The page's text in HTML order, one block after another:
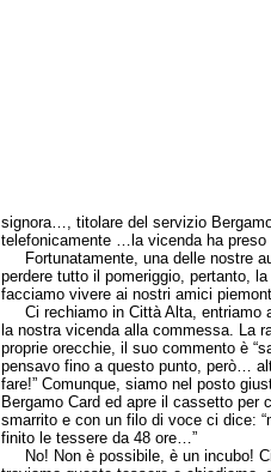
signora…, titolare del servizio
telefonicamente …la vicenda ha
Fortunatamente, una delle nostre
perdere tutto il pomeriggio, pertanto,
facciamo vivere ai nostri amici
Ci rechiamo in Città Alta, entriamo
la nostra vicenda alla commessa. La
proprie orecchie, il suo commento è
pensavo fino a questo punto, però…
fare!” Comunque, siamo nel posto
Bergamo Card ed apre il cassetto
smarrito e con un filo di voce ci dice:
finito le tessere da 48 ore…”
No! Non è possibile, è un incubo!